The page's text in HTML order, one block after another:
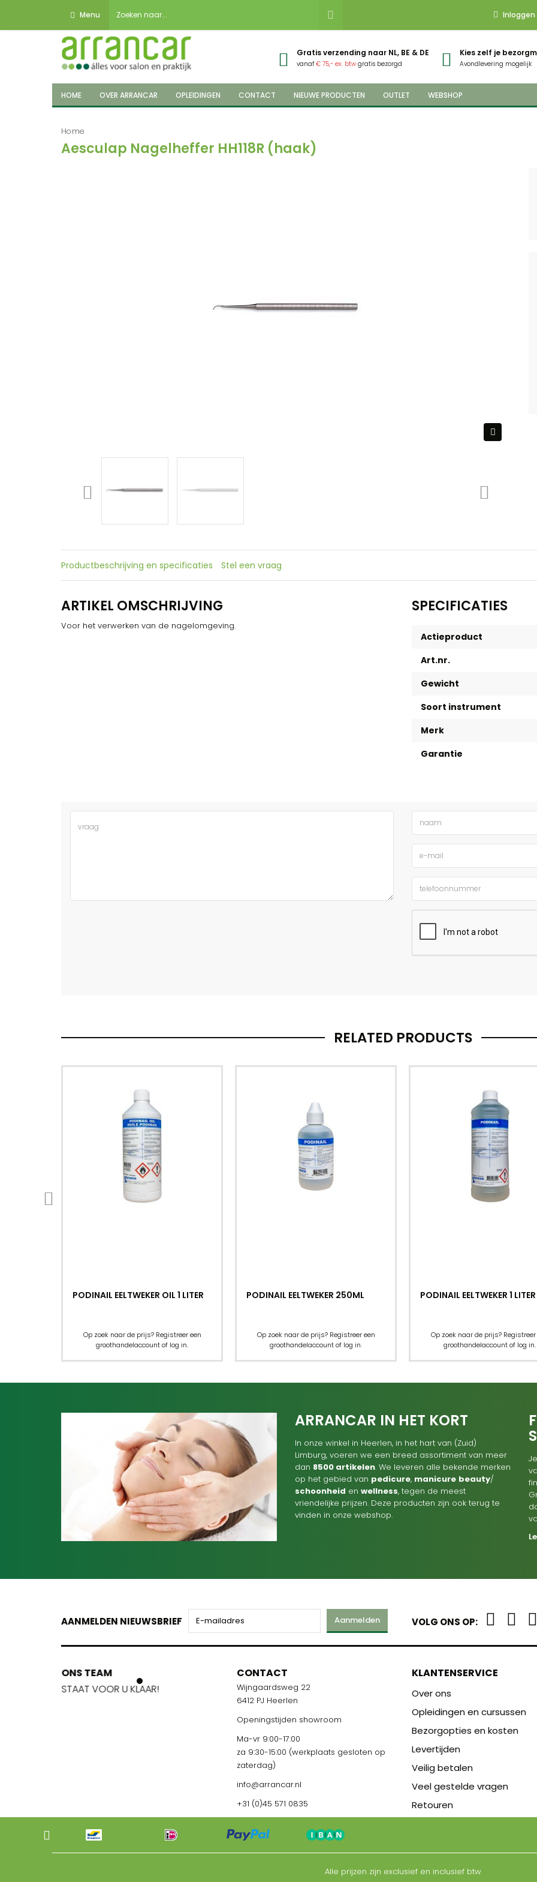
Menu Inloggen
Gratis verzending naar NL, BE & DE
vanaf€ 75,- ex. btw gratis bezorgd
Kies zelf je
Avondlevering mogelijk
HOME OVER ARRANCAR OPLEIDINGEN CONTACT NIEUWE PRODUCTEN OUTLET WEBSHOP
Home
Aesculap Nagelheffer HH118R (haak)
Productbeschrijving en specificaties Stel een vraag
ARTIKEL OMSCHRIJVING
Voor het verwerken van de nagelomgeving.
SPECIFICATIES
Actieproduct
Art.nr.
Gewicht
Soort instrument
Merk
Garantie
RELATED PRODUCTS
PODINAIL EELTWEKER OIL 1 LITER
Op zoek naar de prijs? Registreer een
groothandelaccount of log in.
PODINAIL EELTWEKER 250ML
Op zoek naar de prijs? Registreer een
groothandelaccount of log in.
PODINAIL EELTWEKER 1 LITER
Op zoek naar de prijs? Registreer
groothandelaccount of log in.
ARRANCAR IN HET KORT
In onze winkel in Heerlen, in het hart van (Zuid)
Limburg, voeren we een breed assortiment van meer
dan 8500 artikelen. We leveren alle bekende merken
op het gebied van pedicure, manicure beauty/
schoonheid en wellness, tegen de meest
vriendelijke prijzen. Deze producten zijn ook terug te
vinden in onze webshop.
AANMELDEN NIEUWSBRIEF Aanmelden VOLG ONS OP:
ONS TEAM
STAAT VOOR U KLAAR!
ONS TEAM
STAAT VOOR U KLAAR!
CONTACT
Wijngaardsweg 22
6412 PJ Heerlen
Openingstijden showroom
Ma-vr 9:00-17:00
za 9:30-15:00 (werkplaats gesloten op
zaterdag)
info@arrancar.nl
+31 (0)45 571 0835
KLANTENSERVICE
Over ons
Opleidingen en cursussen
Bezorgopties en kosten
Levertijden
Veilig betalen
Veel gestelde vragen
Retouren
Alle prijzen zijn exclusief en inclusief btw